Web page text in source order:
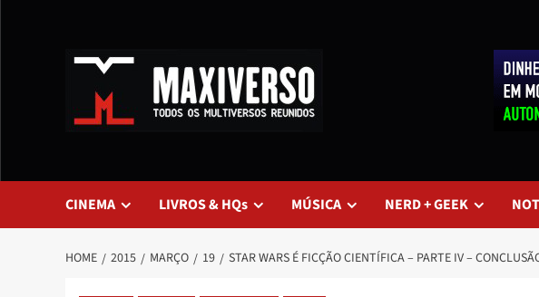
CINEMA LIVROS & HQs MÚSICA NERD + GEEK
HOME 2015 MARÇO 19 STAR WARS É FICÇÃO CIENTÍFICA – PARTE IV –